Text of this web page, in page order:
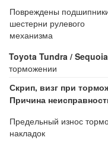
Повреждены
шестерни рулевого
механизма
Toyota Tundra /
торможении
Скрип, визг при
Причина
Предельный износ
накладок